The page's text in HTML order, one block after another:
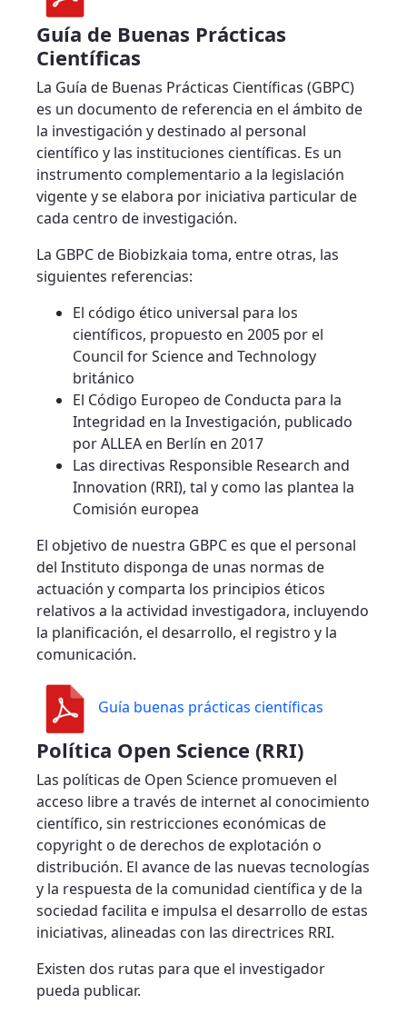
Guía de Buenas Prácticas
Científicas
La Guía de Buenas Prácticas Científicas (GBPC)
es un documento de referencia en el ámbito de
la investigación y destinado al personal
científico y las instituciones científicas. Es un
instrumento complementario a la legislación
vigente y se elabora por iniciativa particular de
cada centro de investigación.
La GBPC de Biobizkaia toma, entre otras, las
siguientes referencias:
El código ético universal para los
científicos, propuesto en 2005 por el
Council for Science and Technology
británico
El Código Europeo de Conducta para la
Integridad en la Investigación, publicado
por ALLEA en Berlín en 2017
Las directivas Responsible Research and
Innovation (RRI), tal y como las plantea la
Comisión europea
El objetivo de nuestra GBPC es que el personal
del Instituto disponga de unas normas de
actuación y comparta los principios éticos
relativos a la actividad investigadora, incluyendo
la planificación, el desarrollo, el registro y la
comunicación.
Guía buenas prácticas científicas
Política Open Science (RRI)
Las políticas de Open Science promueven el
acceso libre a través de internet al conocimiento
científico, sin restricciones económicas de
copyright o de derechos de explotación o
distribución. El avance de las nuevas tecnologías
y la respuesta de la comunidad científica y de la
sociedad facilita e impulsa el desarrollo de estas
iniciativas, alineadas con las directrices RRI.
Existen dos rutas para que el investigador
pueda publicar.